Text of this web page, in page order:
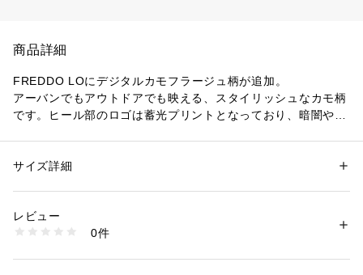
商品詳細
FREDDO LOにデジタルカモフラージュ柄が追加。
アーバンでもアウトドアでも映える、スタイリッシュなカモ柄
です。ヒール部のロゴは蓄光プリントとなっており、暗闇や、
スタイルは、降雪に関係なく秋冬のアクティビティやファッシ
機能中綿素材「シンサレート（Ｒ）」を採用した、防水仕様の
ウィンターブーツ。
性別：レディース
素材：合成繊維
洗濯：-
※詳しい洗濯方法については、商品の品質表示タグをご覧ください
6651040004 （ショップ）
サイズ詳細
レビュー
0件